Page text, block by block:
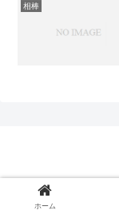
相棒
ホーム